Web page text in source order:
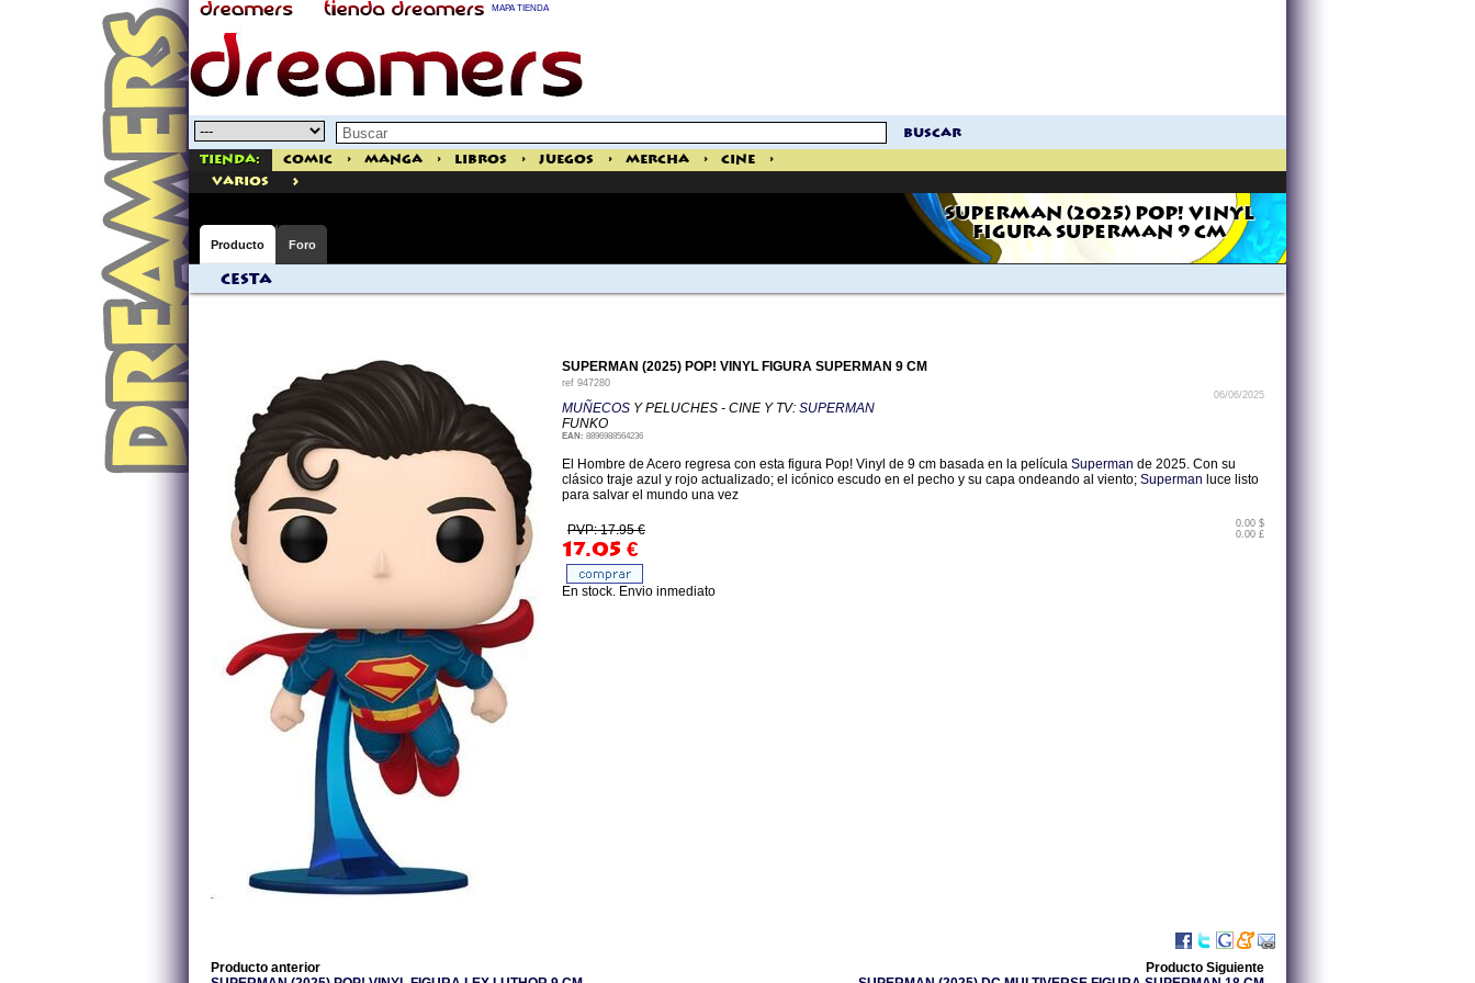
MAPA TIENDA
buscar
Tienda: Comic > Manga > Libros > Juegos > Mercha > Cine
>
varios
>
SUPERMAN (2025) POP! VINYL
FIGURA SUPERMAN 9 CM
Producto Foro
Cesta
SUPERMAN (2025) POP! VINYL FIGURA SUPERMAN 9 CM
ref 947280
06/06/2025
MUÑECOS Y PELUCHES - CINE Y TV: SUPERMAN
FUNKO
EAN: 8896988564236
El Hombre de Acero regresa con esta figura Pop! Vinyl de 9 cm basada en la película Superman de 2025. Con su
clásico traje azul y rojo actualizado; el icónico escudo en el pecho y su capa ondeando al viento; Superman luce listo
para salvar el mundo una vez
PVP: 17.95 €
17.05 €
0.00 $
0.00 £
En stock. Envio inmediato
Producto anterior
Producto Siguiente